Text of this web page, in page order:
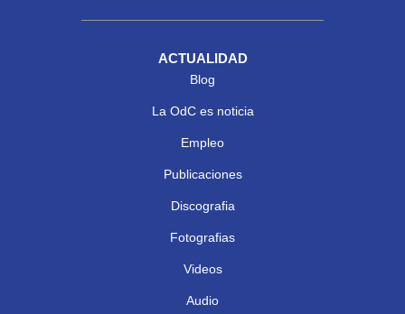
ACTUALIDAD
Blog
La OdC es noticia
Empleo
Publicaciones
Discografia
Fotografias
Videos
Audio